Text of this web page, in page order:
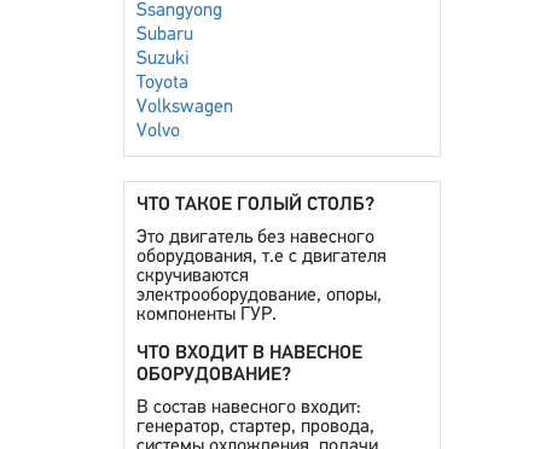
Ssangyong
Subaru
Suzuki
Toyota
Volkswagen
Volvo
ЧТО ТАКОЕ ГОЛЫЙ СТОЛБ?
Это двигатель без навесного
оборудования, т.е с двигателя
скручиваются
электрооборудование, опоры,
компоненты ГУР.
ЧТО ВХОДИТ В НАВЕСНОЕ
ОБОРУДОВАНИЕ?
В состав навесного входит:
генератор, стартер, провода,